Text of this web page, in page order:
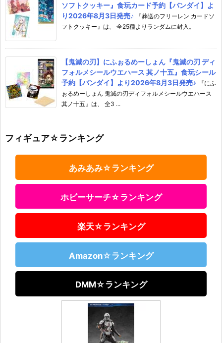
ソフトクッキー』食玩カード予約【バンダイ】よ
り2026年8月3日発売♪
『葬送のフリーレン カードソ
フトクッキー』は、 全25種よりランダムに封入。
【鬼滅の刃】にふぉるめーしょん『鬼滅の刃 ディ
フォルメシールウエハース 其ノ十五』食玩シール
予約【バンダイ】より2026年8月3日発売♪
『にふ
ぉるめーしょん 鬼滅の刃ディフォルメシールウエハース
其ノ十五』は、 全3 ...
フィギュア☆ランキング
あみあみ☆ランキング
ホビーサーチ☆ランキング
楽天☆ランキング
Amazon☆ランキング
DMM☆ランキング